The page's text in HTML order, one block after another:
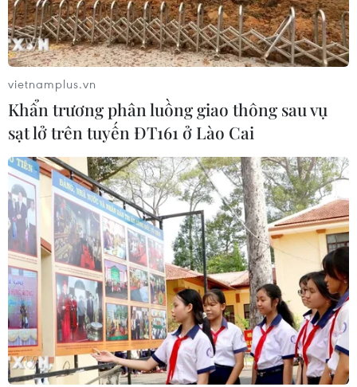
Nhật Bản có thể đẩy nhanh việc nâng cấp
phòng thủ tên lửa
17/10/2016 06:50
Chính phủ Nhật Bản cho biết nước này có thể đẩy
nhanh khoản chi trị giá 1 tỷ USD đã được lên kế hoạch
để nâng cấp việc phòng thủ tên lửa đạn đạo.
vietnamplus.vn
Khẩn trương phân luồng giao thông sau vụ
sạt lở trên tuyến ĐT161 ở Lào Cai